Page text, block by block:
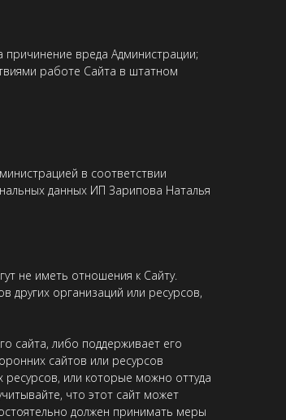
причинение вреда Администрации;
работе Сайта в штатном
в соответствии
данных ИП Зарипова Наталья
не иметь отношения к Сайту.
других организаций или ресурсов,
сайта, либо поддерживает его
сайтов или ресурсов
ресурсов, или которые можно оттуда
что этот сайт может
должен принимать меры